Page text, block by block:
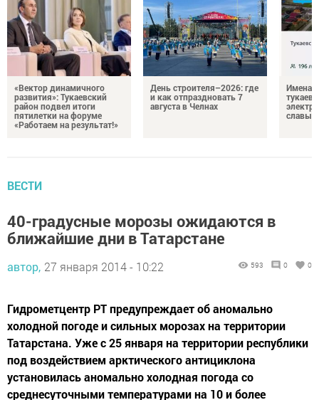
«Вектор динамичного
развития»: Тукаевский
район подвел итоги
пятилетки на форуме
«Работаем на результат!»
День строителя–2026: где
и как отпраздновать 7
августа в Челнах
Имена
славы
ВЕСТИ
40-градусные морозы ожидаются в
ближайшие дни в Татарстане
автор, 27 января 2014 - 10:22 593 0 0
Гидрометцентр РТ предупреждает об аномально
холодной погоде и сильных морозах на территории
Татарстана. Уже с 25 января на территории республики
под воздействием арктического антициклона
установилась аномально холодная погода со
среднесуточными температурами на 10 и более